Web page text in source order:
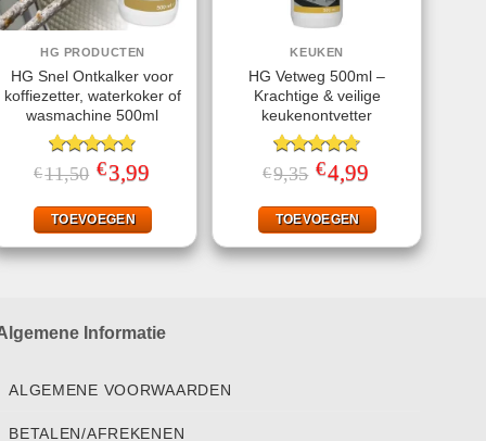
HG PRODUCTEN
HG Snel Ontkalker voor
koffiezetter, waterkoker of
wasmachine 500ml
Gewaardeerd
4.80 uit 5
€11,50 Oorspronkelijke
prijs
€11,50.
€3,99Huidige
€3,99.
TOEVOEGEN
KEUKEN
HG Vetweg 500ml –
Krachtige & veilige
keukenontvetter
Gewaardeerd
4.70uit 5
€9,35 Oorspronkelijke
prijs
€9,35.
€4,99Huidige
€4,99.
TOEVOEGEN
Informatie
ALGEMENE VOORWAARDEN
BETALEN/AFREKENEN